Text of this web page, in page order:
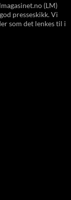
(LM)
presseskikk. Vi
som det lenkes til i